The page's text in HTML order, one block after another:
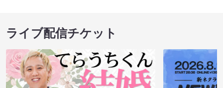
ライブ配信チケット